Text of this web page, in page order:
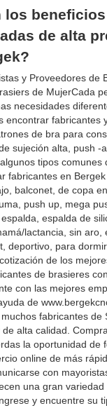
los
de alta
y Proveedores de
de MujerCada
necesidades
encontrar fabricantes
de bra para
sujeción alta, push -
tipos comunes
fabricantes en Bergek
balconet, de copa
push up, mega
espalda de
lactancia, sin aro,
deportivo, para
de los
de brasieres
con las mejores
de
fabricantes de
alta calidad.
la oportunidad de
online de más
con
una gran
y encuentre su